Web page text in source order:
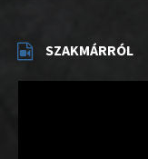
SZAKMÁRRÓL